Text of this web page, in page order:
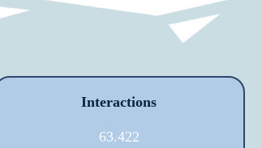
Interactions
63.422